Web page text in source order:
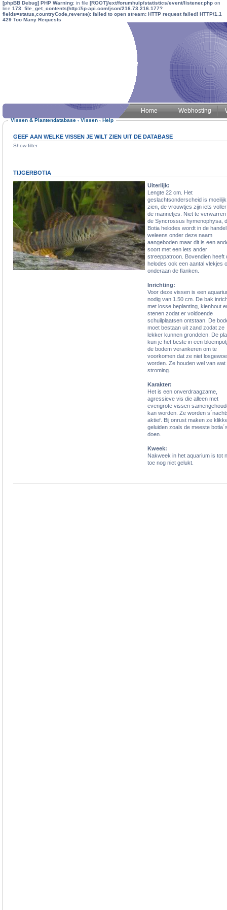
[phpBB Debug] PHP Warning: in file [ROOT]/ext/forumhulp/statistics/event/listener.php on
line 173: file_get_contents(http://ip-api.com/json/216.73.216.177?
fields=status,countryCode,reverse): failed to open stream: HTTP request failed! HTTP/1.1
429 Too Many Requests
Home Webhosting
Vissen & Plantendatabase ‹ Vissen ‹ Help
GEEF AAN WELKE VISSEN JE WILT ZIEN UIT DE DATABASE
Show filter
TIJGERBOTIA
Uiterlijk:
Lengte 22 cm. Het
geslachtsonderscheid is
zien, de vrouwtjes zijn iets
de mannetjes. Niet te verwarren
de Syncrossus hymenophysa,
Botia helodes wordt in de
weleens onder deze naam
aangeboden maar dit is een
soort met een iets ander
streeppatroon. Bovendien heeft
helodes ook een aantal vlekjes
onderaan de flanken.
Inrichting:
Voor deze vissen is een
nodig van 1.50 cm. De bak
met losse beplanting, kienhout
stenen zodat er voldoende
schuilplaatsen ontstaan. De
moet bestaan uit zand zodat ze
lekker kunnen grondelen. De
kun je het beste in een
de bodem verankeren om te
voorkomen dat ze niet
worden. Ze houden wel van wat
stroming.
Karakter:
Het is een onverdraagzame,
agressieve vis die alleen met
evengrote vissen
kan worden. Ze worden
aktief. Bij onrust maken ze
geluiden zoals de meeste
doen.
Kweek:
Nakweek in het aquarium is tot
toe nog niet gelukt.